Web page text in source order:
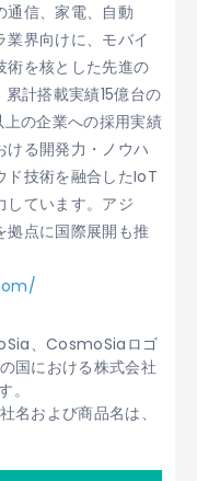
通信、家電、自動
界向けに、モバイ
術を核とした先進の
計搭載実績15億台の
の企業への採用実績
ける開発力・ノウハ
ド技術を融合したIoT
しています。アジ
拠点に国際展開も推
、CosmoSiaロゴ
国における株式会社
。
名および商品名は、